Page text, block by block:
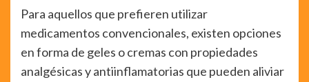
Para aquellos que prefieren utilizar
medicamentos convencionales, existen opciones
en forma de geles o cremas con propiedades
analgésicas y antiinflamatorias que pueden aliviar